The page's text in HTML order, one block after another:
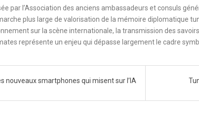
par l’Association des anciens ambassadeurs et consuls
plus large de valorisation de la mémoire diplomatique
sur la scène internationale, la transmission des
représente un enjeu qui dépasse largement le cadre
nouveaux smartphones qui misent sur l’IA